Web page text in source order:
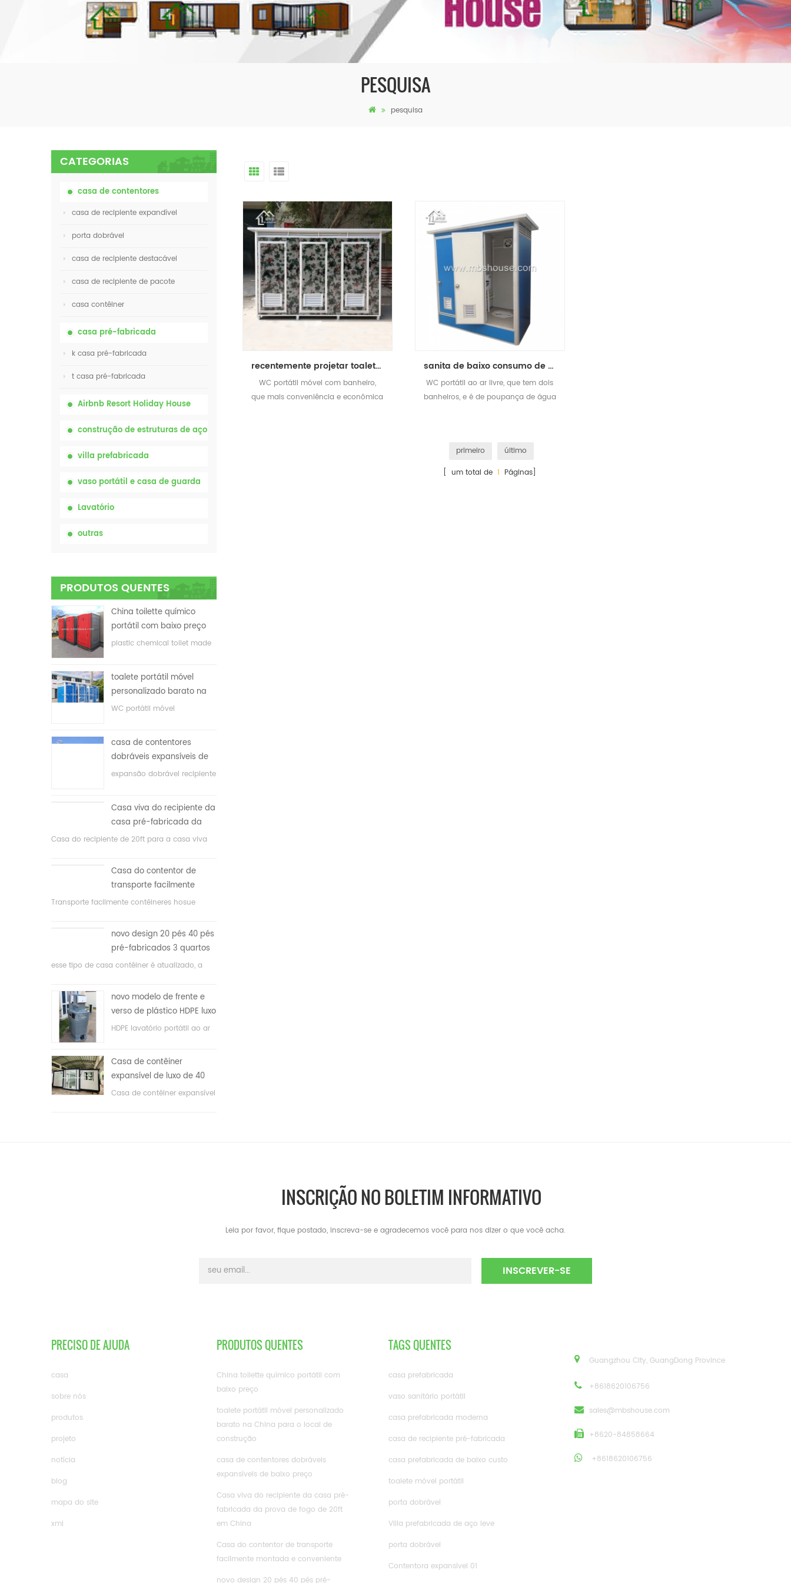
PESQUISA
pesquisa
CATEGORIAS
casa de contentores
casa de recipiente expandível
porta dobrável
casa de recipiente destacável
casa de recipiente de pacote
casa contêiner
casa pré-fabricada
k casa pré-fabricada
t casa pré-fabricada
Airbnb Resort Holiday House
construção de estruturas de aço
villa prefabricada
vaso portátil e casa de guarda
Lavatório
outras
PRODUTOS QUENTES
China toilette químico
portátil com baixo preço
plastic chemical toilet made
toalete portátil móvel
personalizado barato na
China para o local de
WC portátil móvel
casa de contentores
dobráveis ​​expansíveis de
baixo preço
expansão dobrável recipiente
Casa viva do recipiente da
casa pré-fabricada da
prova de fogo de 20ft em
Casa do recipiente de 20ft para a casa viva
Casa do contentor de
transporte facilmente
montada e conveniente
Transporte facilmente contêineres hosue
novo design 20 pés 40 pés
pré-fabricados 3 quartos
minúscula casa recipiente
esse tipo de casa contêiner é atualizado, a
e com sistema elétrico.novo modelo de frente e
verso de plástico HDPE luxo
público banheiro lavatório
HDPE lavatório portátil ao ar
Casa de contêiner
expansível de luxo de 40
pés com três quartos
Casa de contêiner expansível
recentemente projetar toalete portátil móvel ao ar livre com banheiro
WC portátil móvel com banheiro,
que mais conveniência e econômica
sanita de baixo consumo de água para banho duplo
WC portátil ao ar livre, que tem dois
banheiros, e é de poupança de água
primeiro
último
[ um total de1 Páginas]
INSCRIÇÃO NO BOLETIM INFORMATIVO
Leia por favor, fique postado, inscreva-se e agradecemos você para nos dizer o que você acha.
PRECISO DE AJUDA
casa
sobre nós
produtos
projeto
notícia
blog
mapa do site
xml
PRODUTOS QUENTES
China toilette químico portátil com
baixo preço
toalete portátil móvel personalizado
barato na China para o local de
construção
casa de contentores dobráveis ​​
expansíveis de baixo preço
Casa viva do recipiente da casa pré-
fabricada da prova de fogo de 20ft
em China
Casa do contentor de transporte
facilmente montada e conveniente
novo design 20 pés 40 pés pré-
TAGS QUENTES
casa prefabricada
vaso sanitário portátil
casa prefabricada moderna
casa de recipiente pré-fabricada
casa prefabricada de baixo custo
toalete móvel portátil
porta dobrável
Villa prefabricada de aço leve
porta dobrável
Contentora expansível 01
Guangzhou City, GuangDong Province
+8618620106756
sales@mbshouse.com
+8620-84858664
+8618620106756
mbshou
se.com